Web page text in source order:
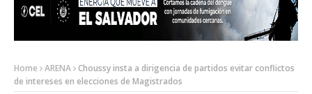
Home ARENA Choussy insta a dirigencia de partidos evitar conflictos
de intereses en elecciones de Magistrados